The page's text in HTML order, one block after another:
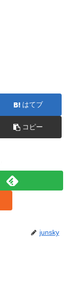
はてブ
コピー
junsky